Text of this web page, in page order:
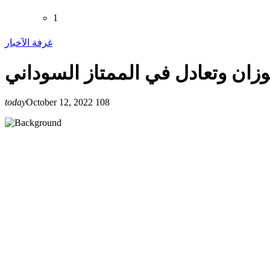
1
غرفة الآخبار
وتعادل في الممتاز السوداني
todayOctober 12, 2022 108